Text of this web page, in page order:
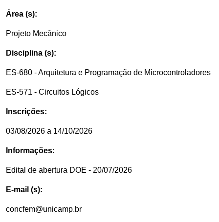
Área (s):
Projeto Mecânico
Disciplina (s):
ES-680 - Arquitetura e Programação de Microcontroladores
ES-571 - Circuitos Lógicos
Inscrições:
03/08/2026 a 14/10/2026
Informações:
Edital de abertura DOE - 20/07/2026
E-mail (s):
concfem@unicamp.br